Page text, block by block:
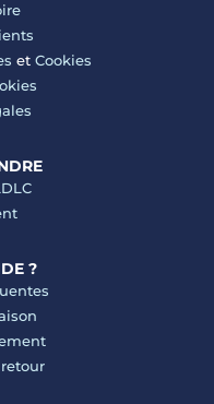
et Cookies
?